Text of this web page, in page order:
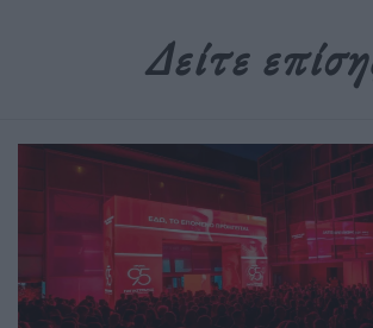
Δείτε